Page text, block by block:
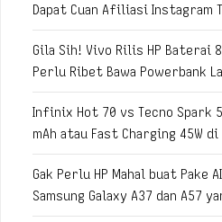
Dapat Cuan Afiliasi Instagram
Gila Sih! Vivo Rilis HP Baterai
Perlu Ribet Bawa Powerbank
Infinix Hot 70 vs Tecno Spark
mAh atau Fast Charging 45W
Gak Perlu HP Mahal buat
Samsung Galaxy A37 dan A57